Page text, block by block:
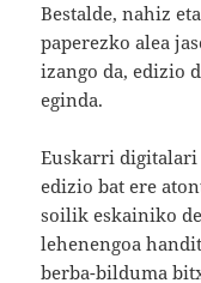
Bestalde, nahiz
paperezko alea
izango da, edizio
eginda.
Euskarri
edizio bat ere
soilik eskainiko
lehenengoa
berba-bilduma